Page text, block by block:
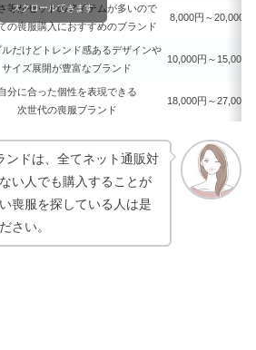
可愛い服【40代・50代】チュニッ
池袋】ポテンツァが安い！おすすめ
マクフェイクルージュ人気色ラン
グ！イエベ・ブルベ別
等がセットのアイテムが多いので
の喪服購入におすすめのブランド
8,000円～20,000円
ルだけどトレンド感あるデザインや
サイズ展開が豊富なブランド
10,000円～15,000円
分に合った個性を表現できる
次世代の喪服ブランド
18,000円～27,000円
スクロールできます
ンドは、全てネット通販対
い人でも購入することが
喪服を探している人は是
さい。